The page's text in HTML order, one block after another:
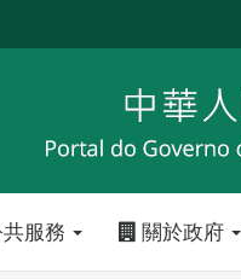
服務 關於政府